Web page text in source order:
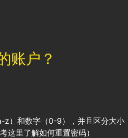
账户？
z）和数字（0-9），并且区分大小
这里了解如何重置密码）